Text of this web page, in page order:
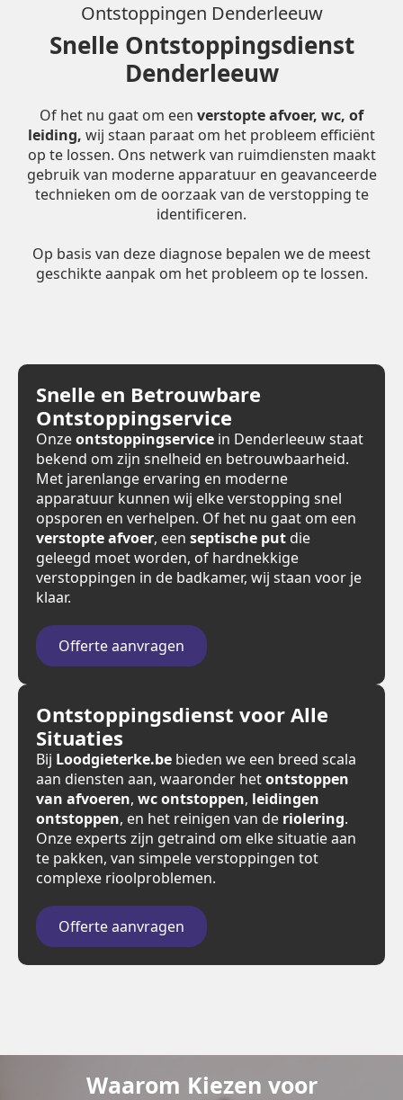
Ontstoppingen Denderleeuw
Snelle Ontstoppingsdienst
Denderleeuw
Of het nu gaat om een verstopte afvoer, wc, of
leiding, wij staan paraat om het probleem efficiënt
op te lossen. Ons netwerk van ruimdiensten maakt
gebruik van moderne apparatuur en geavanceerde
technieken om de oorzaak van de verstopping te
identificeren.
Op basis van deze diagnose bepalen we de meest
geschikte aanpak om het probleem op te lossen.
Snelle en Betrouwbare
Ontstoppingservice
Onzeontstoppingservice in Denderleeuw staat
bekend om zijn snelheid en betrouwbaarheid.
Met jarenlange ervaring en moderne
apparatuur kunnen wij elke verstopping snel
opsporen en verhelpen. Of het nu gaat om een
verstopte afvoer, een septische put die
geleegd moet worden, of hardnekkige
verstoppingen in de badkamer, wij staan voor je
klaar.
Offerte aanvragen
Ontstoppingsdienst voor Alle
Situaties
Bij Loodgieterke.be bieden we een breed scala
aan diensten aan, waaronder hetontstoppen
van afvoeren, wc ontstoppen, leidingen
ontstoppen, en het reinigen van de riolering.
Onze experts zijn getraind om elke situatie aan
te pakken, van simpele verstoppingen tot
complexe rioolproblemen.
Offerte aanvragen
Waarom Kiezen voor